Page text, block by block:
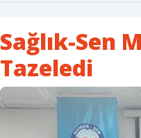
Sağlık-Sen
Tazeledi